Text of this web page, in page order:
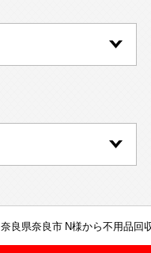
奈良県奈良市 N様から不用品回